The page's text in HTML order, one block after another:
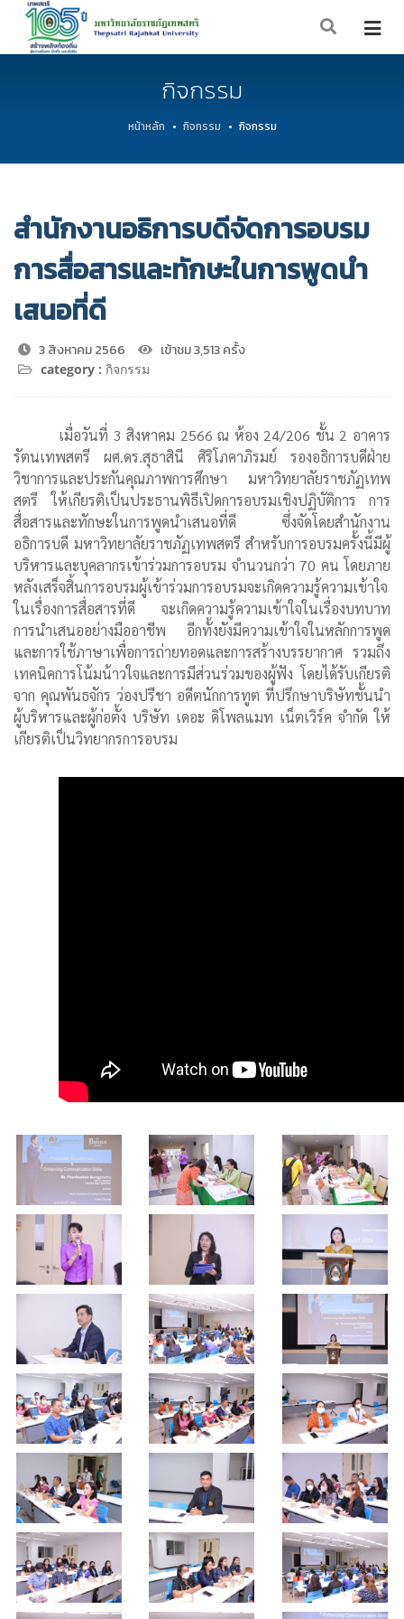
กิจกรรม
หน้าหลัก กิจกรรม กิจกรรม
สำนักงานอธิการบดีจัดการอบรม
การสื่อสารและทักษะในการพูดนำ
เสนอที่ดี
3 สิงหาคม 2566 เข้าชม 3,513 ครั้ง
category : กิจกรรม
เมื่อวันที่ 3 สิงหาคม 2566 ณ ห้อง 24/206 ชั้น 2 อาคาร
รัตนเทพสตรี ผศ.ดร.สุธาสินี ศิริโภคาภิรมย์ รองอธิการบดีฝ่าย
วิชาการและประกันคุณภาพการศึกษา มหาวิทยาลัยราชภัฏเทพ
สตรี ให้เกียรติเป็นประธานพิธีเปิดการอบรมเชิงปฏิบัติการ การ
สื่อสารและทักษะในการพูดนำเสนอที่ดี ซึ่งจัดโดยสำนักงาน
อธิการบดี มหาวิทยาลัยราชภัฏเทพสตรี สำหรับการอบรมครั้งนี้มีผู้
บริหารและบุคลากรเข้าร่วมการอบรม จำนวนกว่า 70 คน โดยภาย
หลังเสร็จสิ้นการอบรมผู้เข้าร่วมการอบรมจะเกิดความรู้ความเข้าใจ
ในเรื่องการสื่อสารที่ดี จะเกิดความรู้ความเข้าใจในเรื่องบทบาท
การนำเสนออย่างมืออาชีพ อีกทั้งยังมีความเข้าใจในหลักการพูด
และการใช้ภาษาเพื่อการถ่ายทอดและการสร้างบรรยากาศ รวมถึง
เทคนิคการโน้มน้าวใจและการมีส่วนร่วมของผู้ฟัง โดยได้รับเกียรติ
จาก คุณพันธจักร ว่องปรีชา อดีตนักการทูต ที่ปรึกษาบริษัทชั้นนำ
ผู้บริหารและผู้ก่อตั้ง บริษัท เดอะ ดิโพลแมท เน็ตเวิร์ค จำกัด ให้
เกียรติเป็นวิทยากรการอบรม